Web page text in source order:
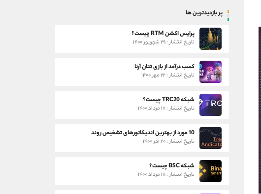
پر بازدیدترین ها
پرایس اکشن RTM چیست؟
تاریخ انتشار : ۲۹ شهریور ۱۴۰۰
کسب درآمد از بازی تتان آرنا
تاریخ انتشار : ۲۲ مهر ۱۴۰۰
شبکه TRC20 چیست؟
تاریخ انتشار : ۱۷ مرداد ۱۴۰۰
10 مورد از بهترین اندیکاتورهای تشخیص روند
تاریخ انتشار : ۲۰ آذر ۱۴۰۰
شبکه BSC چیست؟
تاریخ انتشار : ۱۸ مرداد ۱۴۰۰